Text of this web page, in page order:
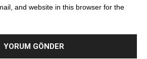
and website in this browser for the